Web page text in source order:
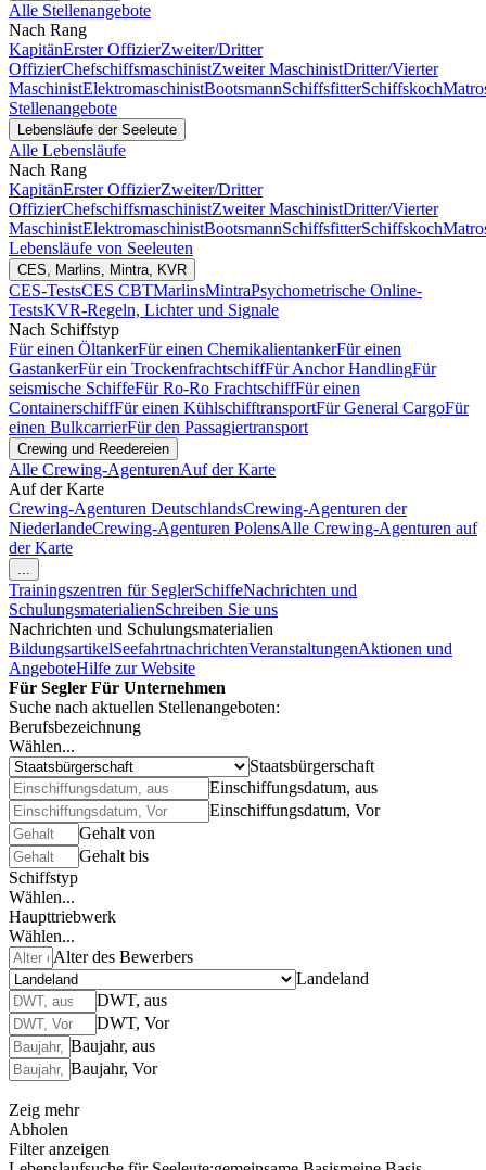
Alle Stellenangebote
Nach Rang
KapitänErster OffizierZweiter/Dritter
OffizierChefschiffsmaschinistZweiter MaschinistDritter/Vierter
MaschinistElektromaschinistBootsmannSchiffsfitterSchiffskoch
Stellenangebote
Lebensläufe der Seeleute
Alle Lebensläufe
Nach Rang
KapitänErster OffizierZweiter/Dritter
OffizierChefschiffsmaschinistZweiter MaschinistDritter/Vierter
MaschinistElektromaschinistBootsmannSchiffsfitterSchiffskoch
Lebensläufe von Seeleuten
CES, Marlins, Mintra, KVR
CES-TestsCES CBTMarlinsMintraPsychometrische Online-
TestsKVR-Regeln, Lichter und Signale
Nach Schiffstyp
Für einen ÖltankerFür einen ChemikalientankerFür einen
GastankerFür ein TrockenfrachtschiffFür Anchor HandlingFür
seismische SchiffeFür Ro-Ro FrachtschiffFür einen
ContainerschiffFür einen KühlschifftransportFür General CargoFür
einen BulkcarrierFür den Passagiertransport
Crewing und Reedereien
Alle Crewing-AgenturenAuf der Karte
Auf der Karte
Crewing-Agenturen DeutschlandsCrewing-Agenturen der
NiederlandeCrewing-Agenturen PolensAlle Crewing-Agenturen auf
der Karte
...
Trainingszentren für SeglerSchiffeNachrichten und
SchulungsmaterialienSchreiben Sie uns
Nachrichten und Schulungsmaterialien
BildungsartikelSeefahrtnachrichtenVeranstaltungenAktionen und
AngeboteHilfe zur Website
Für Segler Für Unternehmen
Suche nach aktuellen Stellenangeboten:
Berufsbezeichnung
Wählen...
Staatsbürgerschaft
Einschiffungsdatum, aus
Einschiffungsdatum, Vor
Gehalt von
Gehalt bis
Schiffstyp
Wählen...
Haupttriebwerk
Wählen...
Alter des Bewerbers
Landeland
DWT, aus
DWT, Vor
Baujahr, aus
Baujahr, Vor
Zeig mehr
Abholen
Filter anzeigen